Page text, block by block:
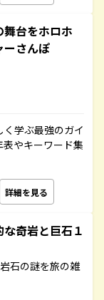
台をホロホ
さんぽ
学ぶ最強のガイ
やキーワード集
詳細を見る
奇岩と巨石１
石の謎を旅の雑